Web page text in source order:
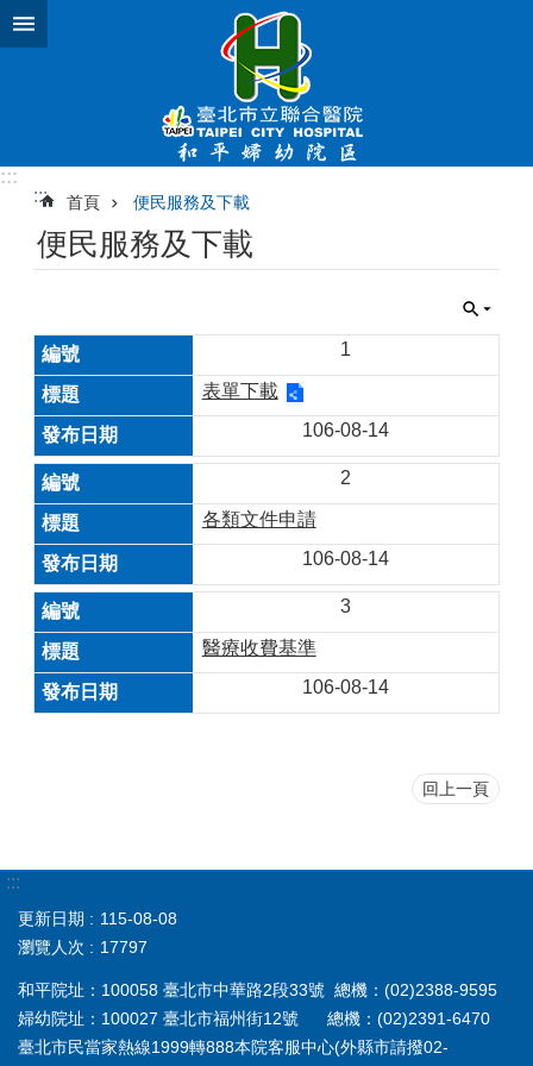
跳到主要內容區塊
:::
:::
首頁 便民服務及下載
便民服務及下載
1
表單下載
106-08-14
2
各類文件申請
106-08-14
3
醫療收費基準
106-08-14
回上一頁
:::
更新日期
115-08-08
瀏覽人次
17797
和平院址：100058 臺北市中華路2段33號 總機：(02)2388-9595
婦幼院址：100027 臺北市福州街12號 總機：(02)2391-6470
臺北市民當家熱線1999轉888本院客服中心(外縣市請撥02-